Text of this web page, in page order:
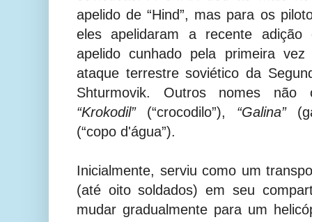
apelido de “Hind”, mas para os
eles apelidaram a recente adição
apelido cunhado pela primeira
ataque terrestre soviético da
Shturmovik. Outros nomes não
“Krokodil”(“crocodilo”), “Galina”
(“copo d'água”).
Inicialmente, serviu como um
(até oito soldados) em seu
mudar gradualmente para um